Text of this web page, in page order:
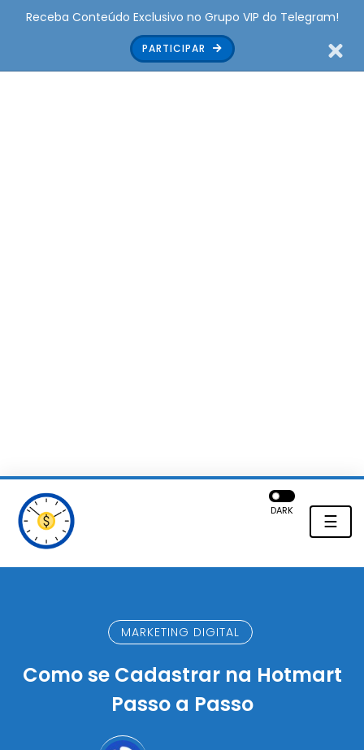
Receba Conteúdo Exclusivo no Grupo VIP do Telegram!
PARTICIPAR
☰
DARK
MARKETING DIGITAL
Como se Cadastrar na Hotmart
Passo a Passo